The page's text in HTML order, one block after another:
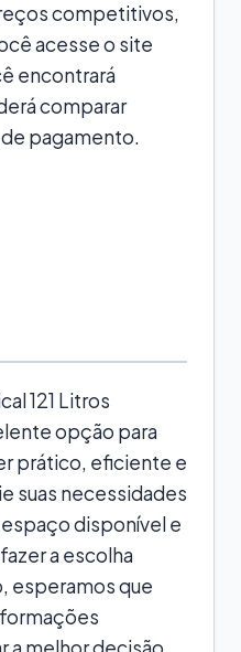
competitivos,
acesse o site
encontrará
comparar
pagamento.
121 Litros
opção para
prático, eficiente e
suas necessidades
disponível e
a escolha
esperamos que